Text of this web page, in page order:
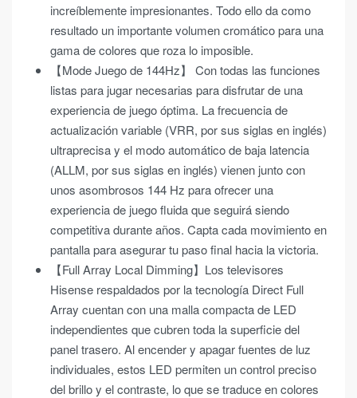
increíblemente impresionantes. Todo ello da como
resultado un importante volumen cromático para una
gama de colores que roza lo imposible.
【Mode Juego de 144Hz】 Con todas las funciones
listas para jugar necesarias para disfrutar de una
experiencia de juego óptima. La frecuencia de
actualización variable (VRR, por sus siglas en inglés)
ultraprecisa y el modo automático de baja latencia
(ALLM, por sus siglas en inglés) vienen junto con
unos asombrosos 144 Hz para ofrecer una
experiencia de juego fluida que seguirá siendo
competitiva durante años. Capta cada movimiento en
pantalla para asegurar tu paso final hacia la victoria.
【Full Array Local Dimming】Los televisores
Hisense respaldados por la tecnología Direct Full
Array cuentan con una malla compacta de LED
independientes que cubren toda la superficie del
panel trasero. Al encender y apagar fuentes de luz
individuales, estos LED permiten un control preciso
del brillo y el contraste, lo que se traduce en colores